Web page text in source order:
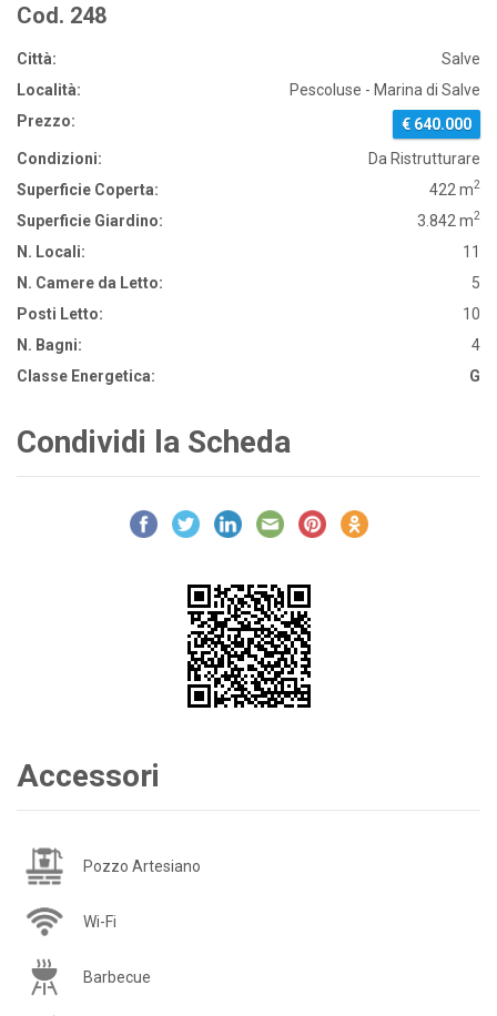
Cod. 248
Città:
Salve
Località:
Pescoluse - Marina di Salve
Prezzo:
€ 640.000
Condizioni:
Da Ristrutturare
Superficie Coperta:
422 m2
Superficie Giardino: 3.842 m2
N. Locali:
11
N. Camere da Letto:
5
Posti Letto:
10
N. Bagni:
4
Classe Energetica:
G
Condividi la Scheda
Accessori
Pozzo Artesiano
Wi-Fi
Barbecue